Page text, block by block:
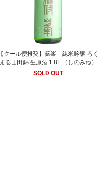
【クール便推奨】篠峯 純米吟醸 ろく
まる山田錦 生原酒 1.8L （しのみね）
SOLD OUT